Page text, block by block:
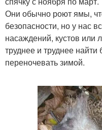
Они обычно роют ямы,
безопасности, но у нас
насаждений, кустов или
труднее и труднее
переночевать зимой.